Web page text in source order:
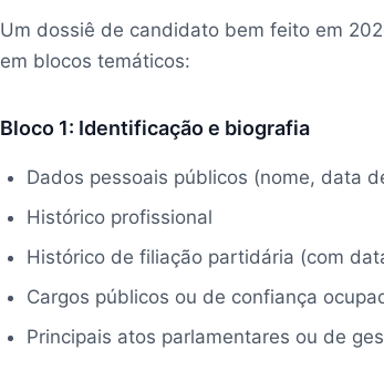
Um dossiê de candidato bem feito em
em blocos temáticos:
Bloco 1: Identificação e biografia
Dados pessoais públicos (nome, data
Histórico profissional
Histórico de filiação partidária (com
Cargos públicos ou de confiança
Principais atos parlamentares ou de